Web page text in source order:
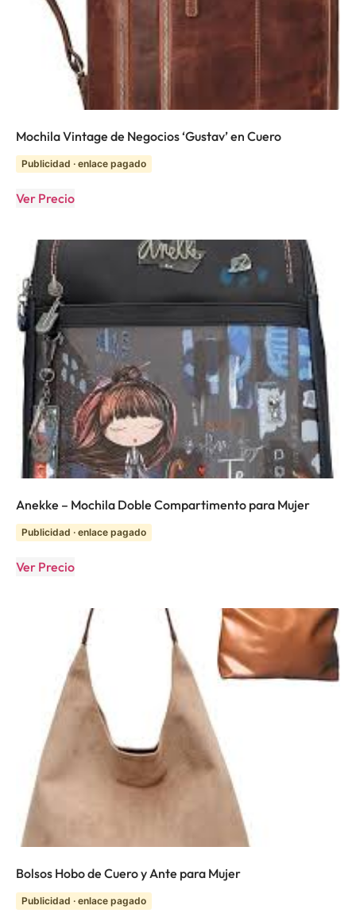
Mochila Vintage de Negocios ‘Gustav’ en Cuero
Publicidad · enlace pagado
Ver Precio
Anekke – Mochila Doble Compartimento para Mujer
Publicidad · enlace pagado
Ver Precio
Bolsos Hobo de Cuero y Ante para Mujer
Publicidad · enlace pagado